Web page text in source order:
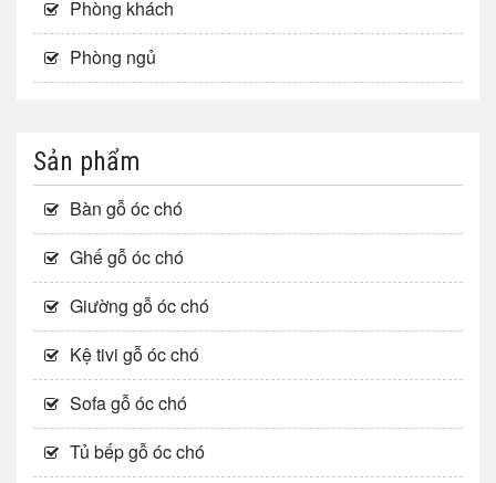
Phòng khách
Phòng ngủ
Sản phẩm
Bàn gỗ óc chó
Ghế gỗ óc chó
Giường gỗ óc chó
Kệ tivi gỗ óc chó
Sofa gỗ óc chó
Tủ bếp gỗ óc chó